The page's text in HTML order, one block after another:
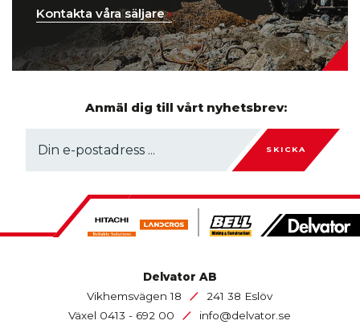
Kontakta våra säljare›
Anmäl dig till vårt nyhetsbrev:
SKICKA
Delvator AB
Vikhemsvägen 18
/
241 38 Eslöv
Växel 0413 - 692 00 / info@delvator.se